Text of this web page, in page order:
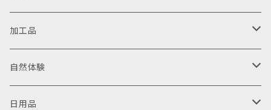
人参
加工品
乾燥野菜
乾燥にんじん
野菜お茶
自然体験
野菜の収穫体験
日用品